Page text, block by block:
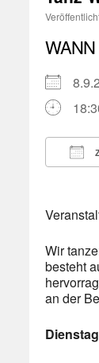
WANN
Wir
besteht
an der